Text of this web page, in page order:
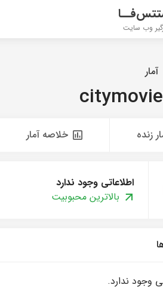
وب سایت
آمار
زنده خلاصه آمار
اطلاعاتی وجود ندارد
بالاترین محبوبیت
وجود ندارد.